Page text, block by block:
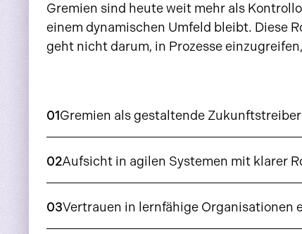
Gremien sind heute weit mehr als
einem dynamischen Umfeld bleibt. Diese
geht nicht darum, in Prozesse
01Gremien als gestaltende Zukunftstreiber
02Aufsicht in agilen Systemen mit klarer
03Vertrauen in lernfähige Organisationen